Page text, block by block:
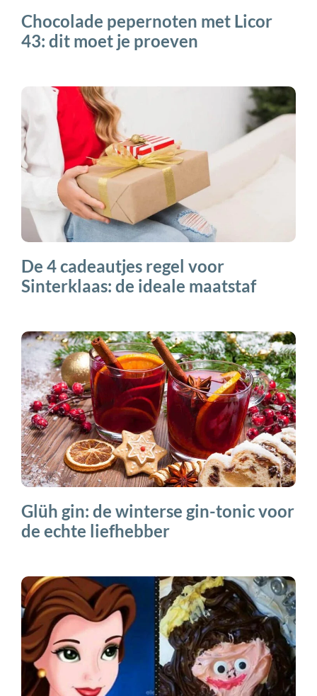
Chocolade pepernoten met Licor
43: dit moet je proeven
De 4 cadeautjes regel voor
Sinterklaas: de ideale maatstaf
Glüh gin: de winterse gin-tonic voor
de echte liefhebber